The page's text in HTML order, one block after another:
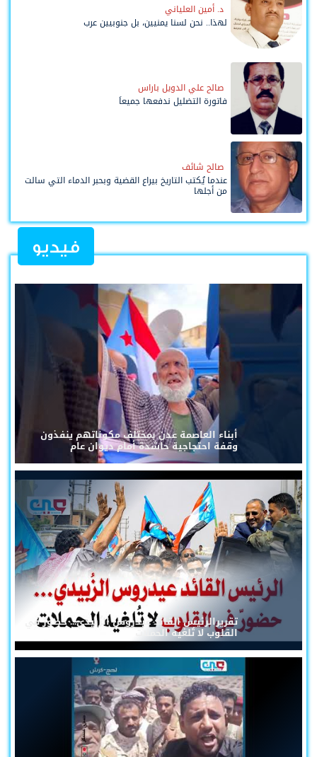
د. أمين العلياني
لهذا.. نحن لسنا يمنيين، بل جنوبيين عرب
صالح علي الدويل باراس
فاتورة التضليل ندفعها جميعاً
صالح شائف
عندما يُكتب التاريخ بيراع القضية وبحبر الدماء التي سالت
من أجلها
فيديو
أبناء العاصمة عدن بمختلف مكوناتهم ينفذون
وقفة احتجاجية حاشدة أمام ديوان عام
تقريرالرئيس القائد عيدروس الزُبيدي... حضورٌ في
القلوب لا تُلغيه الحملات